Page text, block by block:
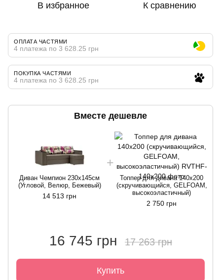
В избранное К сравнению
ОПЛАТА ЧАСТЯМИ
4 платежа по 3 628.25 грн
ПОКУПКА ЧАСТЯМИ
4 платежа по 3 628.25 грн
Вместе дешевле
Диван Чемпион 230х145см
(Угловой, Велюр, Бежевый)
14 513 грн
Топпер для дивана 140x200
(скручивающийся, GELFOAM,
высокоэластичный)
2 750 грн
16 745 грн 17 263 грн
Купить